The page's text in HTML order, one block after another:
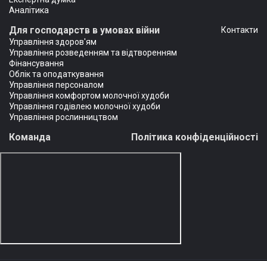
Аналітика
Для господарств в умовах війни
Управління здоров'ям
Управління розведенням та відтворенням
Фінансування
Облік та оподаткування
Управління персоналом
Управління комфортом молочної худоби
Управління годівлею молочної худоби
Управління рослинництвом
Контакти
Команда Політика конфіденційності